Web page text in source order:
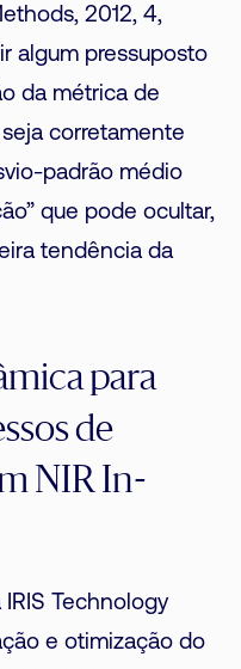
2012, 4,
algum pressuposto
da métrica de
corretamente
padrão médio
que pode ocultar,
tendência da
para
de
NIR In-
Technology
e otimização do